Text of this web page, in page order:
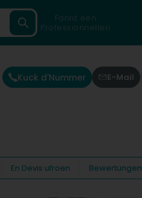
Fannt een
Professionnellen
Kuck d'Nummer E-Mail
En Devis ufroen Bewertungen